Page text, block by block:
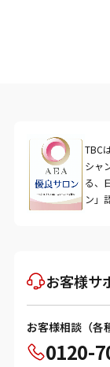
TBC
シャ
る、
ン」
お客様サ
お客様相談（各
0120-